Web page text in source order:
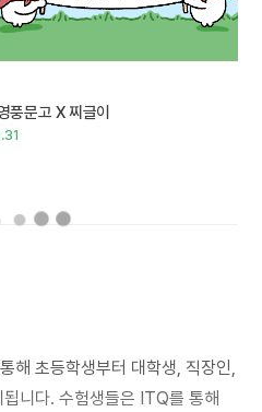
풍문고 X 찌글이
초등학생부터 대학생, 직장인,
니다. 수험생들은 ITQ를 통해